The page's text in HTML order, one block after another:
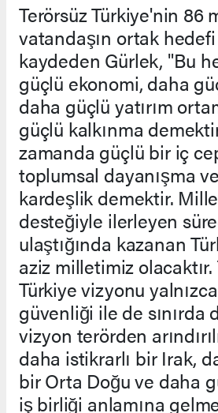
Terörsüz Türkiye'nin 86
vatandaşın ortak
kaydeden Gürlek, "Bu
güçlü ekonomi, daha
daha güçlü yatırım
güçlü kalkınma
zamanda güçlü bir iç
toplumsal dayanışma
kardeşlik demektir.
desteğiyle ilerleyen
ulaştığında kazanan
aziz milletimiz olacaktır.
Türkiye vizyonu
güvenliği ile de sınırda
vizyon terörden
daha istikrarlı bir Irak,
bir Orta Doğu ve daha
iş birliği anlamına